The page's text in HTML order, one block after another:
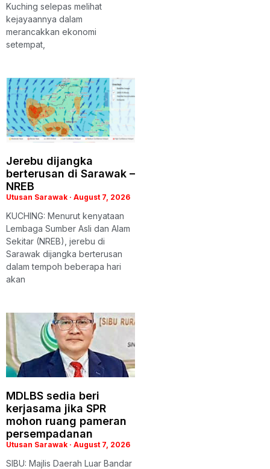
Kuching selepas melihat
kejayaannya dalam
merancakkan ekonomi
setempat,
Jerebu dijangka
berterusan di Sarawak –
NREB
Utusan Sarawak August 7, 2026
KUCHING: Menurut kenyataan
Lembaga Sumber Asli dan Alam
Sekitar (NREB), jerebu di
Sarawak dijangka berterusan
dalam tempoh beberapa hari
akan
MDLBS sedia beri
kerjasama jika SPR
mohon ruang pameran
persempadanan
Utusan Sarawak August 7, 2026
SIBU: Majlis Daerah Luar Bandar